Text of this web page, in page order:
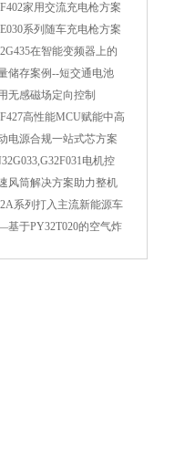
家用交流充电枪方案
系列随车充电枪方案
在智能变频器上的
储存案例--短交通电池
无感磁场定向控制
驱动方案
高性能MCU赋能中高
电源合规一站式芯方案
电机控
比
风筒解决方案助力整机
系列打入主流新能源车
于PY32T020的空气炸